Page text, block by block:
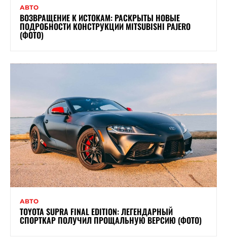
АВТО
ВОЗВРАЩЕНИЕ К ИСТОКАМ: РАСКРЫТЫ НОВЫЕ
ПОДРОБНОСТИ КОНСТРУКЦИИ MITSUBISHI PAJERO
(ФОТО)
АВТО
TOYOTA SUPRA FINAL EDITION: ЛЕГЕНДАРНЫЙ
СПОРТКАР ПОЛУЧИЛ ПРОЩАЛЬНУЮ ВЕРСИЮ (ФОТО)